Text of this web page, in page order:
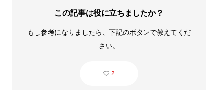
この記事は役に立ちましたか？
もし参考になりましたら、下記のボタンで教えてくだ
さい。
2